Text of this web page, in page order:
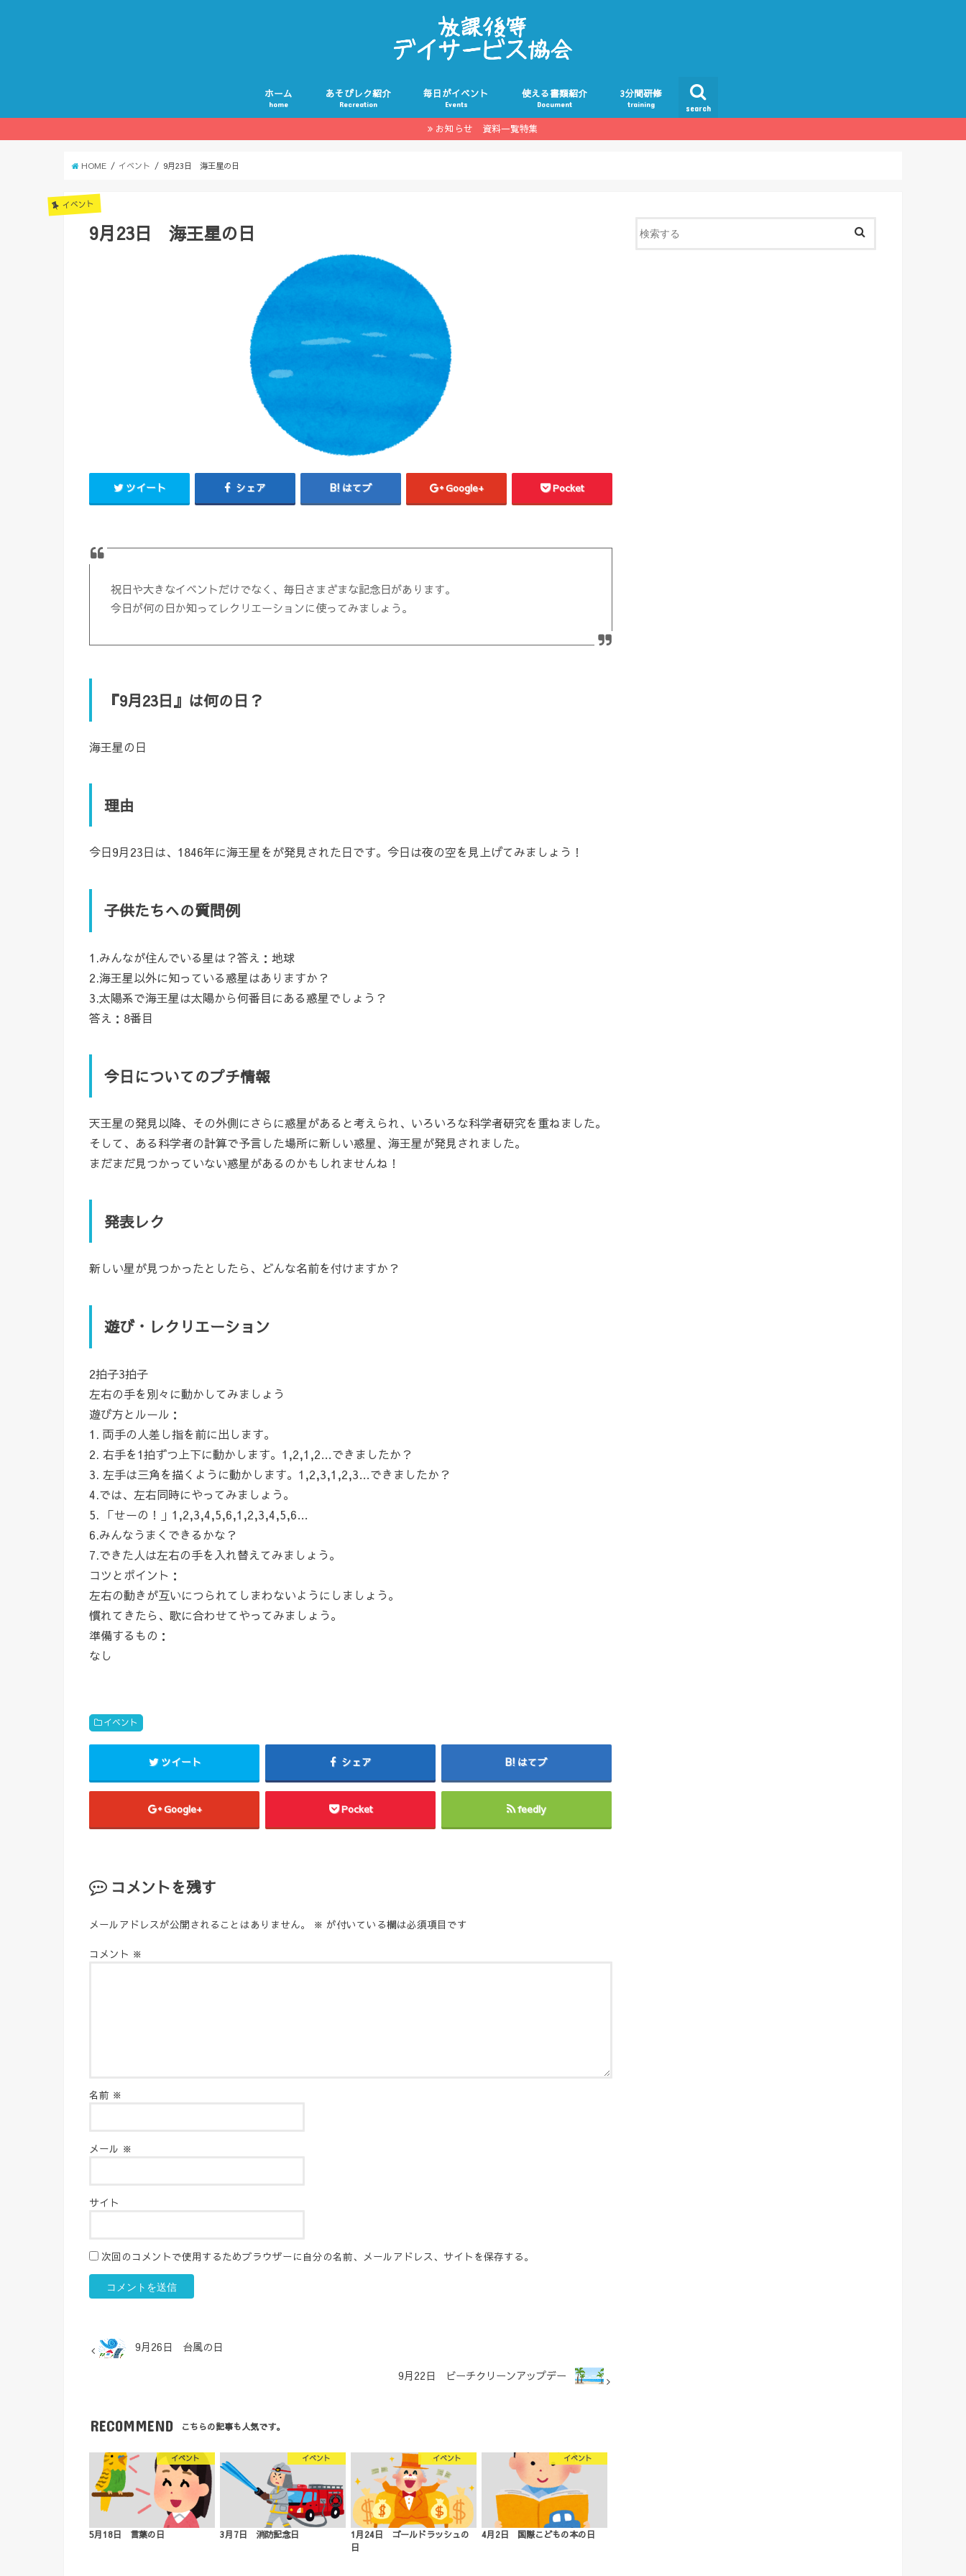
search
ホーム
home
あそびレク紹介
Recreation
毎日がイベント
Events
使える書類紹介
Document
3分間研修
training
お知らせ 資料一覧特集
HOME イベント 9月23日 海王星の日
イベント
9月23日 海王星の日
ツイート シェア はてブ Google+ Pocket
祝日や大きなイベントだけでなく、毎日さまざまな記念日があります。
今日が何の日か知ってレクリエーションに使ってみましょう。
『9月23日』は何の日？
海王星の日
理由
今日9月23日は、1846年に海王星をが発見された日です。今日は夜の空を見上げてみましょう！
子供たちへの質問例
1.みんなが住んでいる星は？答え：地球
2.海王星以外に知っている惑星はありますか？
3.太陽系で海王星は太陽から何番目にある惑星でしょう？
答え：8番目
今日についてのプチ情報
天王星の発見以降、その外側にさらに惑星があると考えられ、いろいろな科学者研究を重ねました。
そして、ある科学者の計算で予言した場所に新しい惑星、海王星が発見されました。
まだまだ見つかっていない惑星があるのかもしれませんね！
発表レク
新しい星が見つかったとしたら、どんな名前を付けますか？
遊び・レクリエーション
2拍子3拍子
左右の手を別々に動かしてみましょう
遊び方とルール：
1. 両手の人差し指を前に出します。
2. 右手を1拍ずつ上下に動かします。1,2,1,2…できましたか？
3. 左手は三角を描くように動かします。1,2,3,1,2,3…できましたか？
4.では、左右同時にやってみましょう。
5. 「せーの！」1,2,3,4,5,6,1,2,3,4,5,6…
6.みんなうまくできるかな？
7.できた人は左右の手を入れ替えてみましょう。
コツとポイント：
左右の動きが互いにつられてしまわないようにしましょう。
慣れてきたら、歌に合わせてやってみましょう。
準備するもの：
なし
イベント
ツイート シェア はてブ
Google+ Pocket feedly
コメントを残す
メールアドレスが公開されることはありません。 ※ が付いている欄は必須項目です
コメント ※
名前 ※
メール ※
サイト
次回のコメントで使用するためブラウザーに自分の名前、メールアドレス、サイトを保存する。
9月26日 台風の日
9月22日 ビーチクリーンアップデー
RECOMMEND こちらの記事も人気です。
イベント
5月18日 言葉の日
イベント
3月7日 消防記念日
イベント
1月24日 ゴールドラッシュの
日
イベント
4月2日 国際こどもの本の日